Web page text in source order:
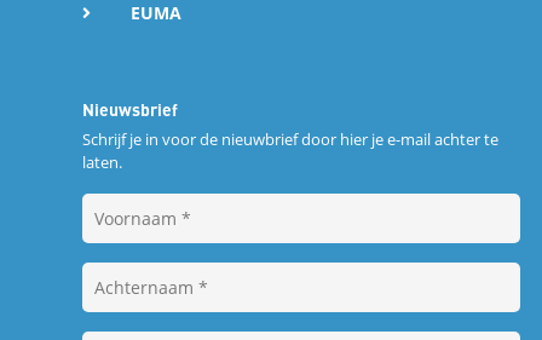
EUMA
Nieuwsbrief
Schrijf je in voor de nieuwbrief door hier je e-mail achter te
laten.